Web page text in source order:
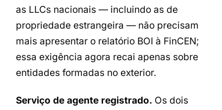
as LLCs nacionais — incluindo as de
propriedade estrangeira — não precisam
mais apresentar o relatório BOI à FinCEN;
essa exigência agora recai apenas sobre
entidades formadas no exterior.
Serviço de agente registrado. Os dois